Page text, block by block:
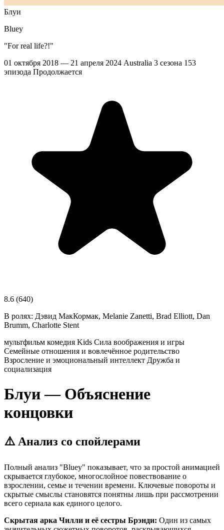
Блуи
Bluey
"For real life?!"
01 октября 2018 — 21 апреля 2024 Australia 3 сезона 153
эпизода Продолжается
8.6 (640)
В ролях: Дэвид МакКормак, Melanie Zanetti, Brad Elliott, Dan
Brumm, Charlotte Stent
мультфильм комедия Kids Сила воображения и игры
Семейные отношения и вовлечённое родительство
Взросление и эмоциональный интеллект Дружба и
социализация
Блуи — Объяснение
концовки
⚠️ Анализ со спойлерами
Полный анализ "Bluey" показывает, что за простой анимацией
скрывается глубокое, многослойное повествование о
взрослении, семье и течении времени. Ключевые повороты и
скрытые смыслы становятся понятны лишь при рассмотрении
всего сериала как единого целого.
Скрытая арка Чилли и её сестры Брэнди: Один из самых